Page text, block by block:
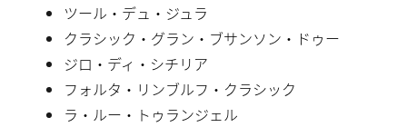
ツール・デュ・ジュラ
クラシック・グラン・ブサンソン・ドゥー
ジロ・ディ・シチリア
フォルタ・リンブルフ・クラシック
ラ・ルー・トゥランジェル